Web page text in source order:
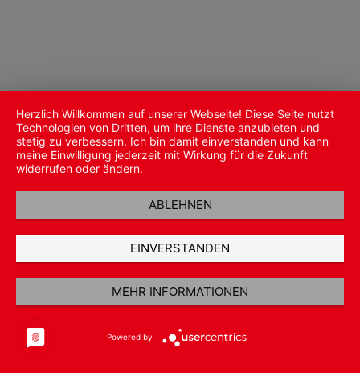
Herzlich Willkommen auf unserer Webseite! Diese Seite nutzt
Technologien von Dritten, um ihre Dienste anzubieten und
stetig zu verbessern. Ich bin damit einverstanden und kann
meine Einwilligung jederzeit mit Wirkung für die Zukunft
widerrufen oder ändern.
ABLEHNEN
EINVERSTANDEN
MEHR INFORMATIONEN
Powered by